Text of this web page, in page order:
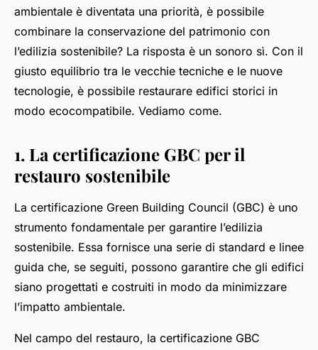
Valentine•8 aprile 2024•5 min de lecture
ambientale è diventata una priorità, è possibile
combinare la conservazione del patrimonio con
l’edilizia sostenibile? La risposta è un sonoro sì. Con il
giusto equilibrio tra le vecchie tecniche e le nuove
tecnologie, è possibile restaurare edifici storici in
modo ecocompatibile. Vediamo come.
1. La certificazione GBC per il
restauro sostenibile
La certificazione Green Building Council (GBC) è uno
strumento fondamentale per garantire l’edilizia
sostenibile. Essa fornisce una serie di standard e linee
guida che, se seguiti, possono garantire che gli edifici
siano progettati e costruiti in modo da minimizzare
l’impatto ambientale.
Nel campo del restauro, la certificazione GBC